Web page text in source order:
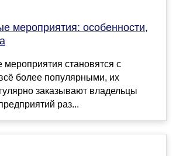
мероприятия: особенности,
мероприятия становятся с
более популярными, их
заказывают владельцы
раз...